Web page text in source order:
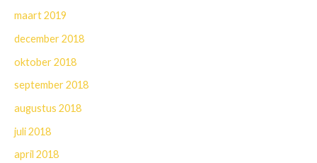
maart 2019
december 2018
oktober 2018
september 2018
augustus 2018
juli 2018
april 2018